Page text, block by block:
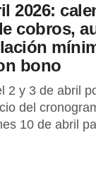
2026:
cobros,
bono
2 y 3 de abril
del
10 de abril